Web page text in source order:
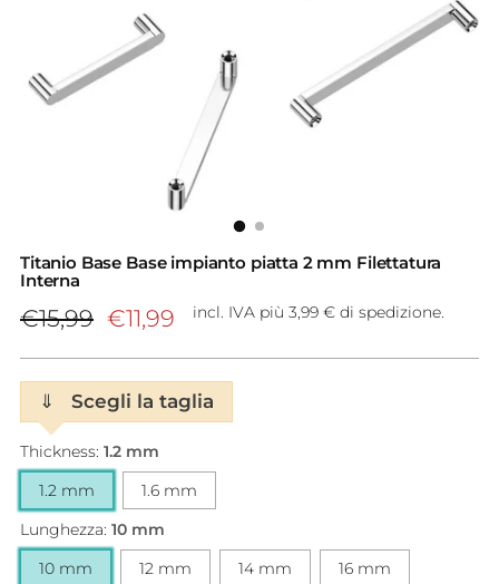
Titanio Base Base impianto piatta 2 mm Filettatura
Interna
Prezzo
listino
€15,99 €11,99 incl. IVA più 3,99 € di spedizione.
⇓ Scegli la taglia
Thickness: 1.2 mm
1.2 mm 1.6 mm
Lunghezza: 10 mm
10 mm 12 mm 14 mm 16 mm